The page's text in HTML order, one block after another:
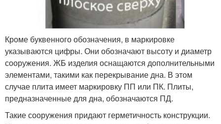
Кроме буквенного обозначения, в маркировке
указываются цифры. Они обозначают высоту и диаметр
сооружения. ЖБ изделия оснащаются дополнительными
элементами, такими как перекрывание дна. В этом
случае плита имеет маркировку ПП или ПК. Плиты,
предназначенные для дна, обозначаются ПД.
Такие сооружения придают герметичность конструкции.